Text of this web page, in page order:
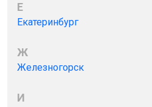
Е
Екатеринбург
Ж
Железногорск
И